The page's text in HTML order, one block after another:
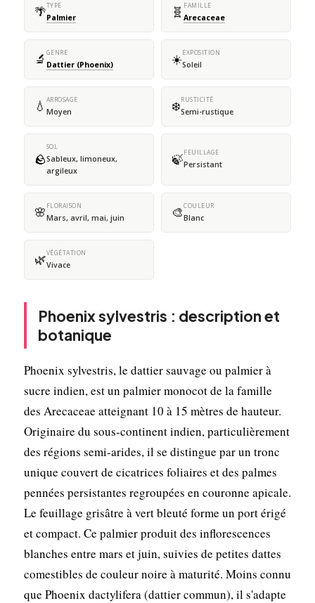
🌴TYPE
Palmier 🧬 FAMILLE
Arecaceae
🔬 GENRE
Dattier (Phoenix) ☀️EXPOSITION
Soleil
💧 ARROSAGE
Moyen ❄️RUSTICITÉ
Semi-rustique
🪨
SOL
Sableux, limoneux,
argileux
🍃FEUILLAGE
Persistant
🌸 FLORAISON
Mars, avril, mai, juin 🎨COULEUR
Blanc
🌿VÉGÉTATION
Vivace
Phoenix sylvestris : description et
botanique
Phoenix sylvestris, le dattier sauvage ou palmier à
sucre indien, est un palmier monocot de la famille
des Arecaceae atteignant 10 à 15 mètres de hauteur.
Originaire du sous-continent indien, particulièrement
des régions semi-arides, il se distingue par un tronc
unique couvert de cicatrices foliaires et des palmes
pennées persistantes regroupées en couronne apicale.
Le feuillage grisâtre à vert bleuté forme un port érigé
et compact. Ce palmier produit des inflorescences
blanches entre mars et juin, suivies de petites dattes
comestibles de couleur noire à maturité. Moins connu
que Phoenix dactylifera (dattier commun), il s'adapte